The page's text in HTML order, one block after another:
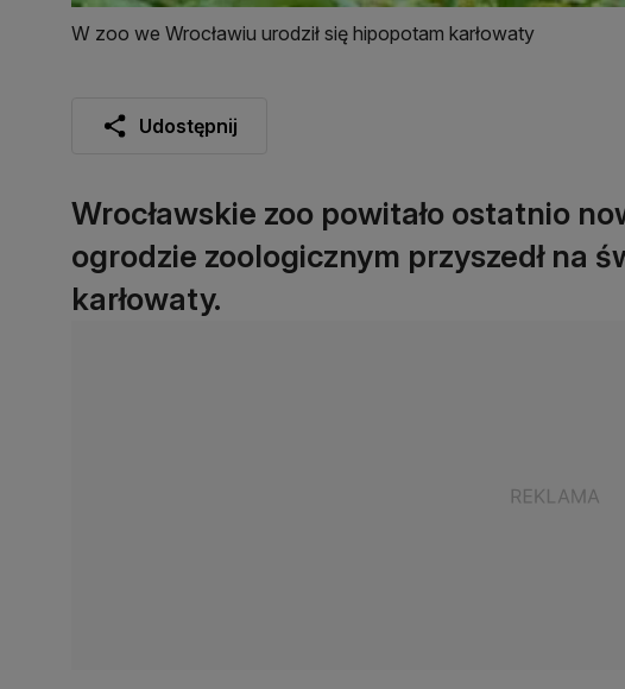
W zoo we Wrocławiu urodził się hipopotam karłowaty
Udostępnij
Wrocławskie zoo powitało ostatnio
ogrodzie zoologicznym przyszedł na
karłowaty.